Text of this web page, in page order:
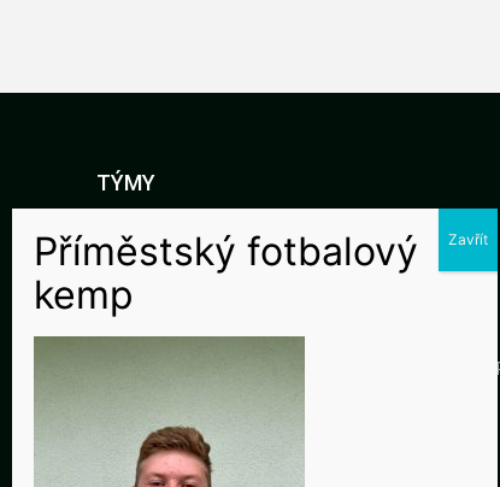
TÝMY
DOROST STARŠÍ ŽÁCI MLADŠÍ ŽÁCI
KLUB
OCHRANA